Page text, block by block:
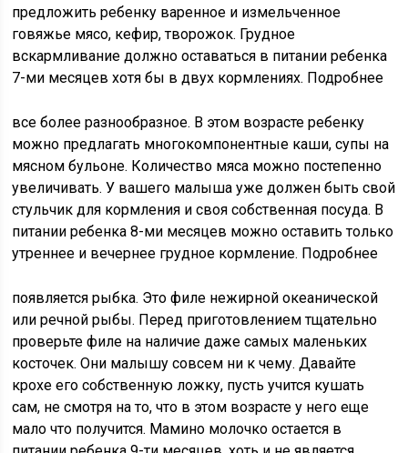
предложить ребенку варенное и измельченное
говяжье мясо, кефир, творожок. Грудное
вскармливание должно оставаться в питании ребенка
7-ми месяцев хотя бы в двух кормлениях. Подробнее
все более разнообразное. В этом возрасте ребенку
можно предлагать многокомпонентные каши, супы на
мясном бульоне. Количество мяса можно постепенно
увеличивать. У вашего малыша уже должен быть свой
стульчик для кормления и своя собственная посуда. В
питании ребенка 8-ми месяцев можно оставить только
утреннее и вечернее грудное кормление. Подробнее
появляется рыбка. Это филе нежирной океанической
или речной рыбы. Перед приготовлением тщательно
проверьте филе на наличие даже самых маленьких
косточек. Они малышу совсем ни к чему. Давайте
крохе его собственную ложку, пусть учится кушать
сам, не смотря на то, что в этом возрасте у него еще
мало что получится. Мамино молочко остается в